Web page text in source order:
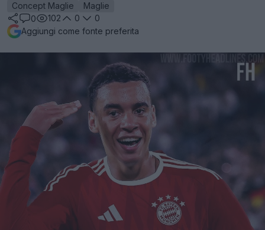
Concept Maglie
Maglie
0
102 0
0
Aggiungi come fonte preferita